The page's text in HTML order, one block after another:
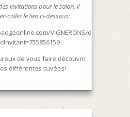
invitations pour le salon, il
coller le lien ci-dessous:
VIGNERONS/default.aspx?
de vous faire découvrir
différentes cuvées!